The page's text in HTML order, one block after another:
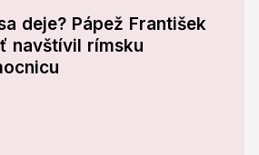
deje? Pápež František
navštívil rímsku